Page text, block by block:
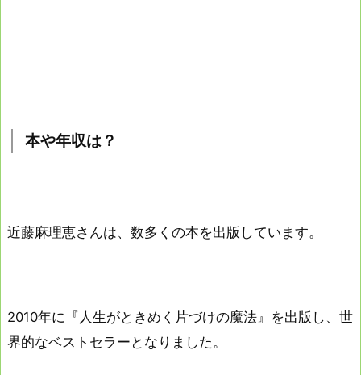
本や年収は？
近藤麻理恵さんは、数多くの本を出版しています。
2010年に『人生がときめく片づけの魔法』を出版し、世
界的なベストセラーとなりました。